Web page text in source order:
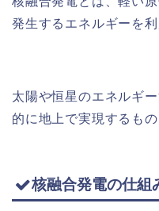
発生するエネルギーを
太陽や恒星のエネルギ
的に地上で実現するもの
核融合発電の仕組